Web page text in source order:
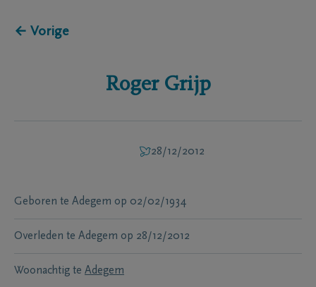
← Vorige
Roger Grijp
28/12/2012
Geboren te Adegem op 02/02/1934
Overleden te Adegem op 28/12/2012
Woonachtig te Adegem